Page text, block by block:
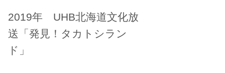
2019年 UHB北海道文化放
送「発見！タカトシラン
ド」